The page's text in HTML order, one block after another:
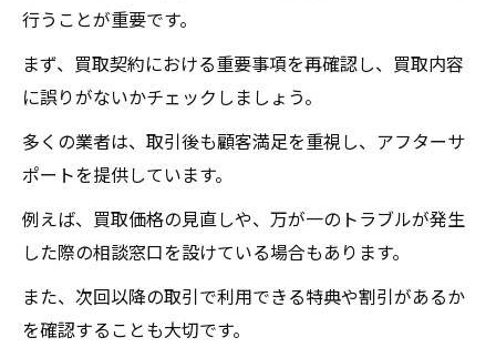
行うことが重要です。
まず、買取契約における重要事項を再確認し、買取内容
に誤りがないかチェックしましょう。
多くの業者は、取引後も顧客満足を重視し、アフターサ
ポートを提供しています。
例えば、買取価格の見直しや、万が一のトラブルが発生
した際の相談窓口を設けている場合もあります。
また、次回以降の取引で利用できる特典や割引があるか
を確認することも大切です。